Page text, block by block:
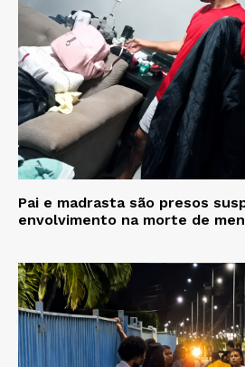
Pai e madrasta são presos
envolvimento na morte de